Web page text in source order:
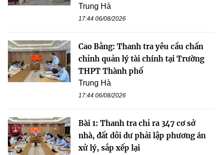
Trung Hà
17:44 06/08/2026
Cao Bằng: Thanh tra yêu cầu chấn
chỉnh quản lý tài chính tại Trường
THPT Thành phố
Trung Hà
17:44 06/08/2026
Bài 1: Thanh tra chỉ ra 347 cơ sở
nhà, đất dôi dư phải lập phương án
xử lý, sắp xếp lại